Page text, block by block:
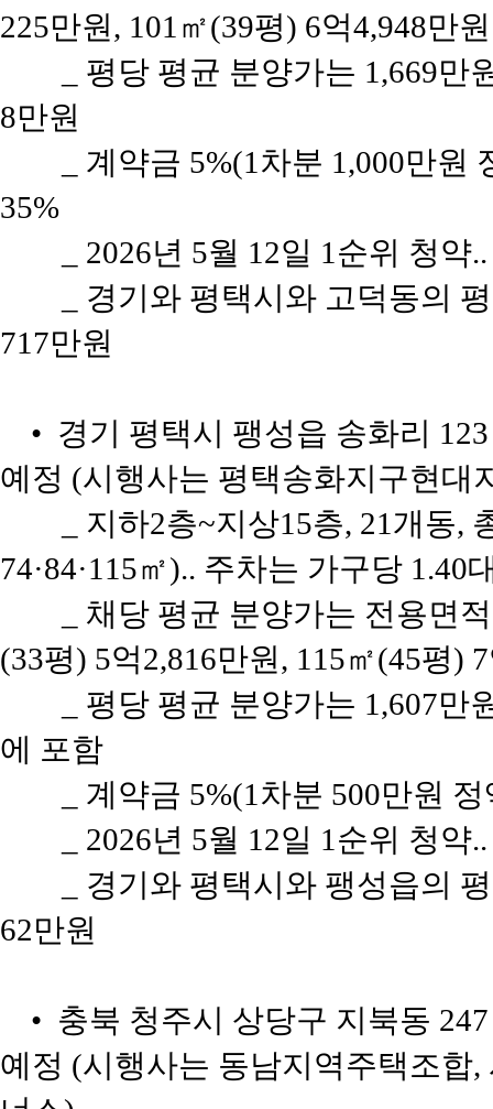
225만원, 101㎡(39평) 6억4,948만원
_ 평당 평균 분양가는 1,669
8만원
_ 계약금 5%(1차분 1,000만
35%
_ 2026년 5월 12일 1순위 청
_ 경기와 평택시와 고덕동의
717만원
• 경기 평택시 팽성읍 송화리
예정 (시행사는 평택송화지구현대
_ 지하2층~지상15층, 21개동,
74·84·115㎡).. 주차는 가구당 1.40
_ 채당 평균 분양가는 전용면
(33평) 5억2,816만원, 115㎡(45평)
_ 평당 평균 분양가는 1,607
에 포함
_ 계약금 5%(1차분 500만원
_ 2026년 5월 12일 1순위 청
_ 경기와 평택시와 팽성읍의
62만원
• 충북 청주시 상당구 지북동
예정 (시행사는 동남지역주택조합